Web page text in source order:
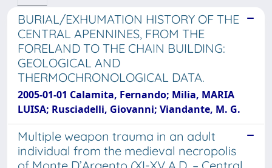
BURIAL/EXHUMATION HISTORY OF THE
CENTRAL APENNINES, FROM THE
FORELAND TO THE CHAIN BUILDING:
GEOLOGICAL AND
THERMOCHRONOLOGICAL DATA.
2005-01-01 Calamita, Fernando; Milia, MARIA
LUISA; Rusciadelli, Giovanni; Viandante, M. G.
Multiple weapon trauma in an adult
individual from the medieval necropolis